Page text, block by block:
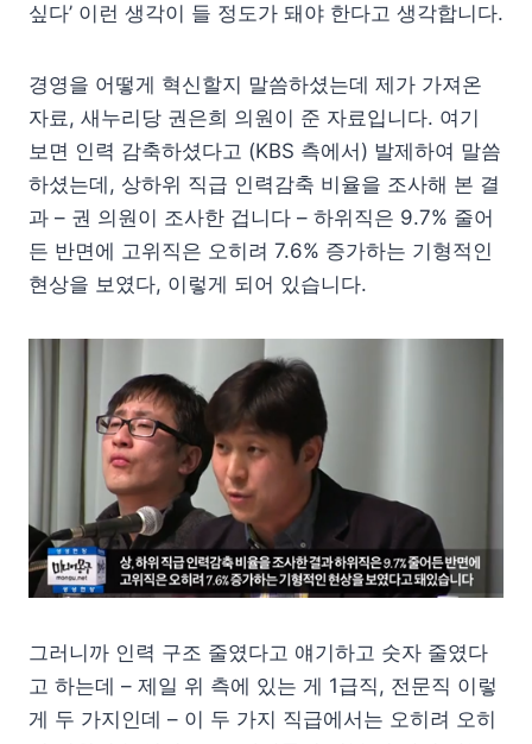
싶다’ 이런 생각이 들 정도가 돼야 한다고 생각합니다.
경영을 어떻게 혁신할지 말씀하셨는데 제가 가져온
자료, 새누리당 권은희 의원이 준 자료입니다. 여기
보면 인력 감축하셨다고 (KBS 측에서) 발제하여 말씀
하셨는데, 상하위 직급 인력감축 비율을 조사해 본 결
과 – 권 의원이 조사한 겁니다 – 하위직은 9.7% 줄어
든 반면에 고위직은 오히려 7.6% 증가하는 기형적인
현상을 보였다, 이렇게 되어 있습니다.
그러니까 인력 구조 줄였다고 얘기하고 숫자 줄였다
고 하는데 – 제일 위 측에 있는 게 1급직, 전문직 이렇
게 두 가지인데 – 이 두 가지 직급에서는 오히려 오히